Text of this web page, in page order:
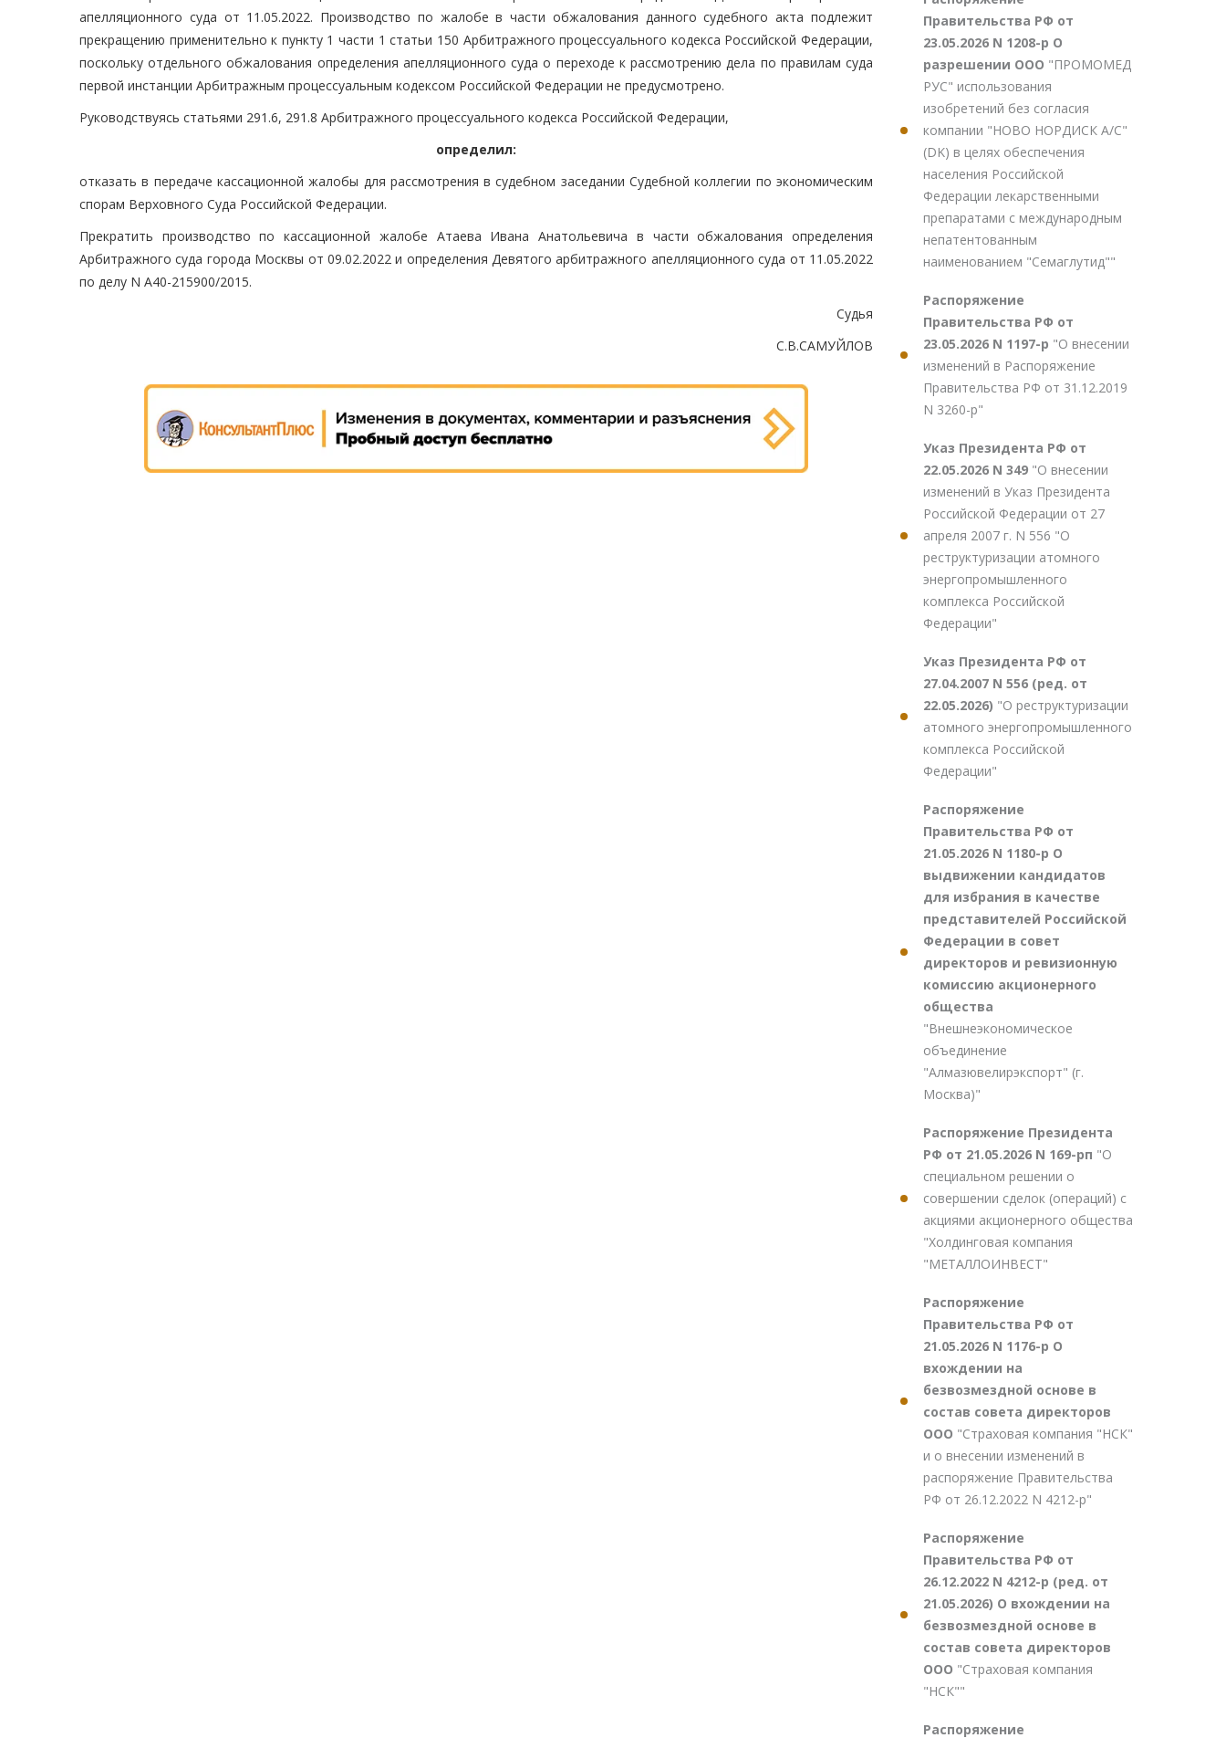
апелляционного суда от 11.05.2022. Производство по жалобе в части обжалования данного судебного акта подлежит
прекращению применительно к пункту 1 части 1 статьи 150 Арбитражного процессуального кодекса Российской Федерации,
поскольку отдельного обжалования определения апелляционного суда о переходе к рассмотрению дела по правилам суда
первой инстанции Арбитражным процессуальным кодексом Российской Федерации не предусмотрено.
Руководствуясь статьями 291.6, 291.8 Арбитражного процессуального кодекса Российской Федерации,
определил:
отказать в передаче кассационной жалобы для рассмотрения в судебном заседании Судебной коллегии по экономическим
спорам Верховного Суда Российской Федерации.
Прекратить производство по кассационной жалобе Атаева Ивана Анатольевича в части обжалования определения
Арбитражного суда города Москвы от 09.02.2022 и определения Девятого арбитражного апелляционного суда от 11.05.2022
по делу N А40-215900/2015.
Судья
С.В.САМУЙЛОВ
Правительства РФ от
23.05.2026 N 1208-р О
разрешении ООО "ПРОМОМЕД
РУС" использования
изобретений без согласия
компании "НОВО НОРДИСК А/С"
(DK) в целях обеспечения
населения Российской
Федерации лекарственными
препаратами с международным
непатентованным
наименованием "Семаглутид""
Распоряжение
Правительства РФ от
23.05.2026 N 1197-р "О внесении
изменений в Распоряжение
Правительства РФ от 31.12.2019
N 3260-р"
Указ Президента РФ от
22.05.2026 N 349 "О внесении
изменений в Указ Президента
Российской Федерации от 27
апреля 2007 г. N 556 "О
реструктуризации атомного
энергопромышленного
комплекса Российской
Федерации"
Указ Президента РФ от
27.04.2007 N 556 (ред. от
22.05.2026) "О реструктуризации
атомного энергопромышленного
комплекса Российской
Федерации"
Распоряжение
Правительства РФ от
21.05.2026 N 1180-р О
выдвижении кандидатов
для избрания в качестве
представителей Российской
Федерации в совет
директоров и ревизионную
комиссию акционерного
общества
"Внешнеэкономическое
объединение
"Алмазювелирэкспорт" (г.
Москва)"
Распоряжение Президента
РФ от 21.05.2026 N 169-рп "О
специальном решении о
совершении сделок (операций) с
акциями акционерного общества
"Холдинговая компания
"МЕТАЛЛОИНВЕСТ"
Распоряжение
Правительства РФ от
21.05.2026 N 1176-р О
вхождении на
безвозмездной основе в
состав совета директоров
ООО "Страховая компания "НСК"
и о внесении изменений в
распоряжение Правительства
РФ от 26.12.2022 N 4212-р"
Распоряжение
Правительства РФ от
26.12.2022 N 4212-р (ред. от
21.05.2026) О вхождении на
безвозмездной основе в
состав совета директоров
ООО "Страховая компания
"НСК""
Распоряжение